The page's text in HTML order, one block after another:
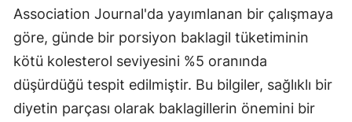
Association Journal'da yayımlanan bir çalışmaya
göre, günde bir porsiyon baklagil tüketiminin
kötü kolesterol seviyesini %5 oranında
düşürdüğü tespit edilmiştir. Bu bilgiler, sağlıklı bir
diyetin parçası olarak baklagillerin önemini bir